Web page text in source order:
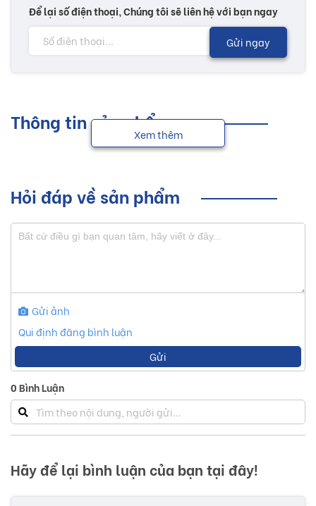
Để lại số điện thoại, Chúng tôi sẽ liên hệ với bạn ngay
Gửi ngay
Thông tin sản phẩm
Xem thêm
Hỏi đáp về sản phẩm
Gửi ảnh
Qui định đăng bình luận
Gửi
0Bình Luận
Hãy để lại bình luận của bạn tại đây!